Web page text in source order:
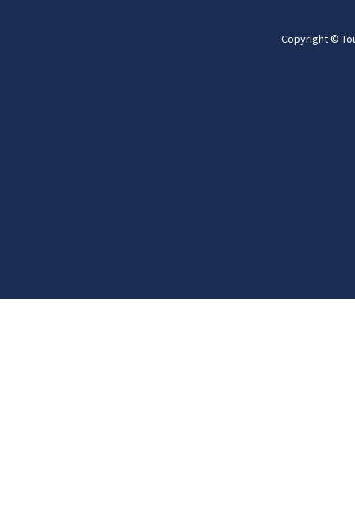
Copyright ©